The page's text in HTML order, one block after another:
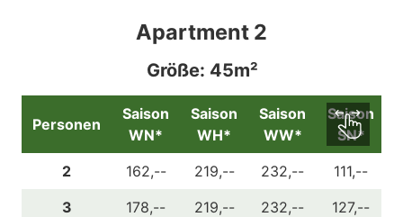
Apartment 2
Größe: 45m²
Personen
Saison
WN*
Saison
WH*
Saison
WW*
Saison
SN*
2 162,-- 219,-- 232,-- 111,--
3
178,-- 219,-- 232,-- 127,--